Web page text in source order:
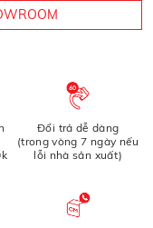
Đổi trả dễ dàng
(trong vòng 7 ngày nếu
lỗi nhà sản xuất)